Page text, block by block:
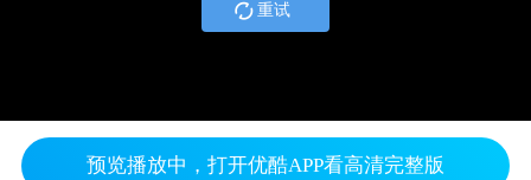
重试
预览播放中，打开优酷APP看高清完整版